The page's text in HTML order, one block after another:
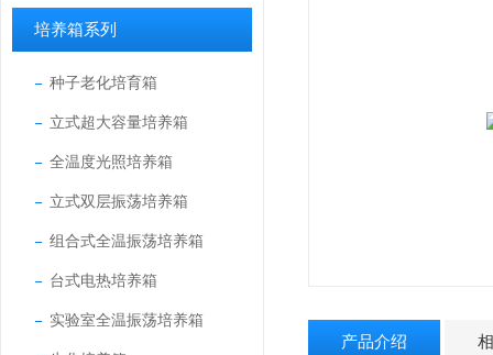
培养箱系列
种子老化培育箱
立式超大容量培养箱
全温度光照培养箱
立式双层振荡培养箱
组合式全温振荡培养箱
台式电热培养箱
实验室全温振荡培养箱
产品介绍